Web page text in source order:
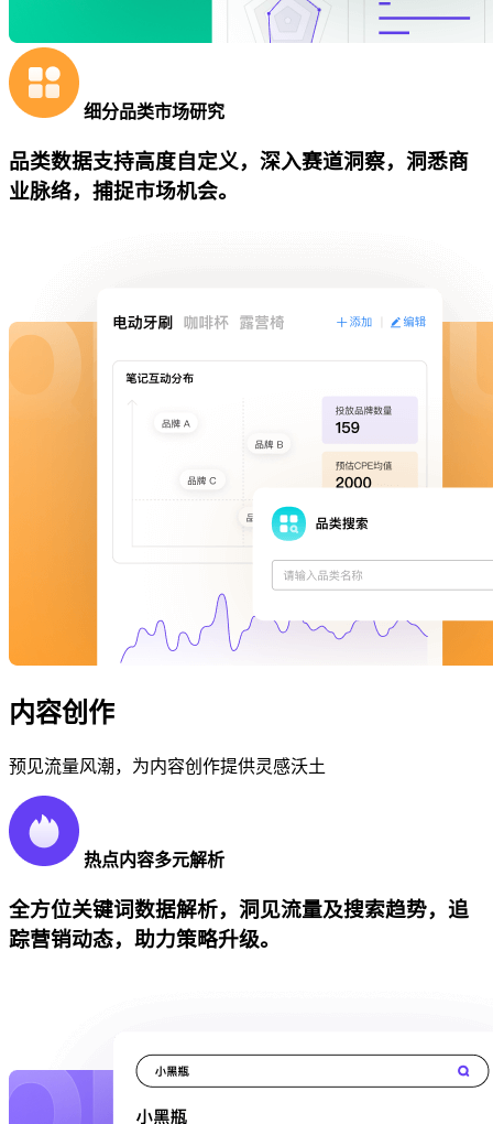
细分品类市场研究
品类数据支持高度自定义，深入赛道洞察，洞悉商
业脉络，捕捉市场机会。
内容创作
预见流量风潮，为内容创作提供灵感沃土
热点内容多元解析
全方位关键词数据解析，洞见流量及搜索趋势，追
踪营销动态，助力策略升级。